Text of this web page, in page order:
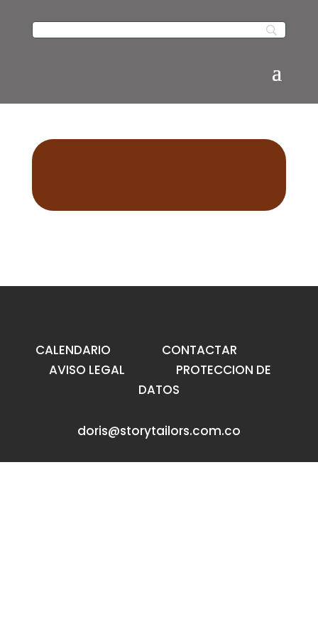
CALENDARIO
CONTACTAR
AVISO LEGAL
PROTECCION DE
DATOS
doris@storytailors.com.co